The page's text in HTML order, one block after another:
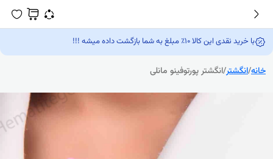
با خرید نقدی این کالا 10٪ مبلغ به شما بازگشت داده میشه !!!
خانه/انگشتر/انگشتر پورتوفینو مانلی